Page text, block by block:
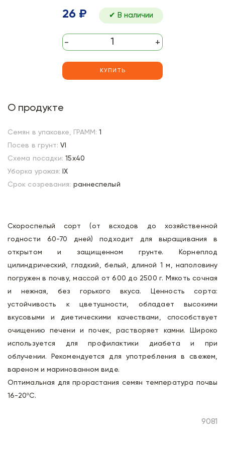
26 ₽ ✔ В наличии
- +
КУПИТЬ
О продукте
Семян в упаковке, ГРАММ: 1
Посев в грунт: VI
Схема посадки: 15х40
Уборка урожая: IX
Срок созревания: раннеспелый
Скороспелый сорт (от всходов до хозяйственной
годности 60-70 дней) подходит для выращивания в
открытом и защищенном грунте. Корнеплод
цилиндрический, гладкий, белый, длиной 1 м, наполовину
погружен в почву, массой от 600 до 2500 г. Мякоть сочная
и нежная, без горького вкуса. Ценность сорта:
устойчивость к цветушности, обладает высокими
вкусовыми и диетическими качествами, способствует
очищению печени и почек, растворяет камни. Широко
используется для профилактики диабета и при
облучении. Рекомендуется для употребления в свежем,
вареном и маринованном виде.
Оптимальная для прорастания семян температура почвы
16-20ºС.
9081